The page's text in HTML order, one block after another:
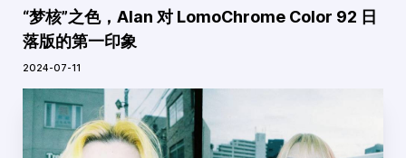
“梦核”之色，Alan 对 LomoChrome Color 92 日
落版的第一印象
2024-07-11